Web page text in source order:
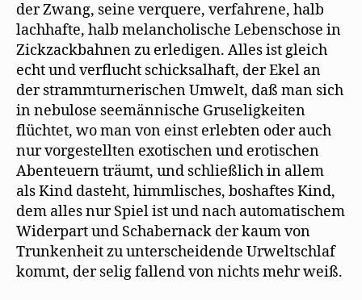
der Zwang, seine verquere, verfahrene, halb
lachhafte, halb melancholische Lebenschose in
Zickzackbahnen zu erledigen. Alles ist gleich
echt und verflucht schicksalhaft, der Ekel an
der strammturnerischen Umwelt, daß man sich
in nebulose seemännische Gruseligkeiten
flüchtet, wo man von einst erlebten oder auch
nur vorgestellten exotischen und erotischen
Abenteuern träumt, und schließlich in allem
als Kind dasteht, himmlisches, boshaftes Kind,
dem alles nur Spiel ist und nach automatischem
Widerpart und Schabernack der kaum von
Trunkenheit zu unterscheidende Urweltschlaf
kommt, der selig fallend von nichts mehr weiß.